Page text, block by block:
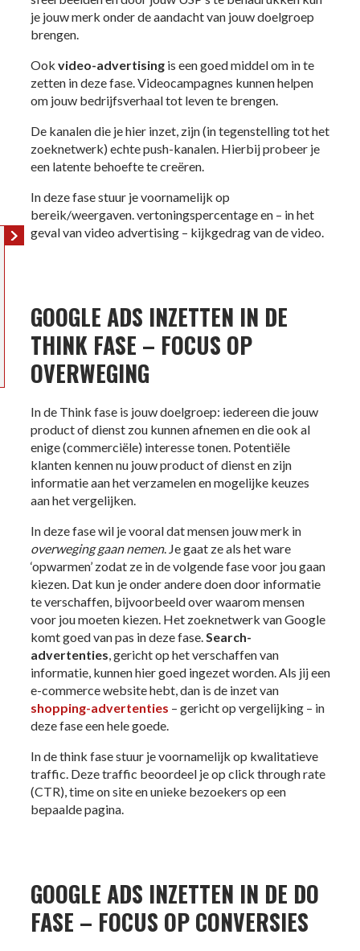
je jouw merk onder de aandacht van jouw doelgroep
brengen.
Ook video-advertisingis een goed middel om in te
zetten in deze fase. Videocampagnes kunnen helpen
om jouw bedrijfsverhaal tot leven te brengen.
De kanalen die je hier inzet, zijn (in tegenstelling tot het
zoeknetwerk) echte push-kanalen. Hierbij probeer je
een latente behoefte te creëren.
In deze fase stuur je voornamelijk op
bereik/weergaven. vertoningspercentage en – in het
geval van video advertising – kijkgedrag van de video.
GOOGLE ADS INZETTEN IN DE
THINK FASE – FOCUS OP
OVERWEGING
In de Think fase is jouw doelgroep: iedereen die jouw
product of dienst zou kunnen afnemen en die ook al
enige (commerciële) interesse tonen. Potentiële
klanten kennen nu jouw product of dienst en zijn
informatie aan het verzamelen en mogelijke keuzes
aan het vergelijken.
In deze fase wil je vooral dat mensen jouw merk in
overweging gaan nemen. Je gaat ze als het ware
‘opwarmen’ zodat ze in de volgende fase voor jou gaan
kiezen. Dat kun je onder andere doen door informatie
te verschaffen, bijvoorbeeld over waarom mensen
voor jou moeten kiezen. Het zoeknetwerk van Google
komt goed van pas in deze fase. Search-
advertenties , gericht op het verschaffen van
informatie, kunnen hier goed ingezet worden. Als jij een
e-commerce website hebt, dan is de inzet van
shopping-advertenties – gericht op vergelijking – in
deze fase een hele goede.
In de think fase stuur je voornamelijk op kwalitatieve
traffic. Deze traffic beoordeel je op click through rate
(CTR), time on site en unieke bezoekers op een
bepaalde pagina.
GOOGLE ADS INZETTEN IN DE DO
FASE – FOCUS OP CONVERSIES